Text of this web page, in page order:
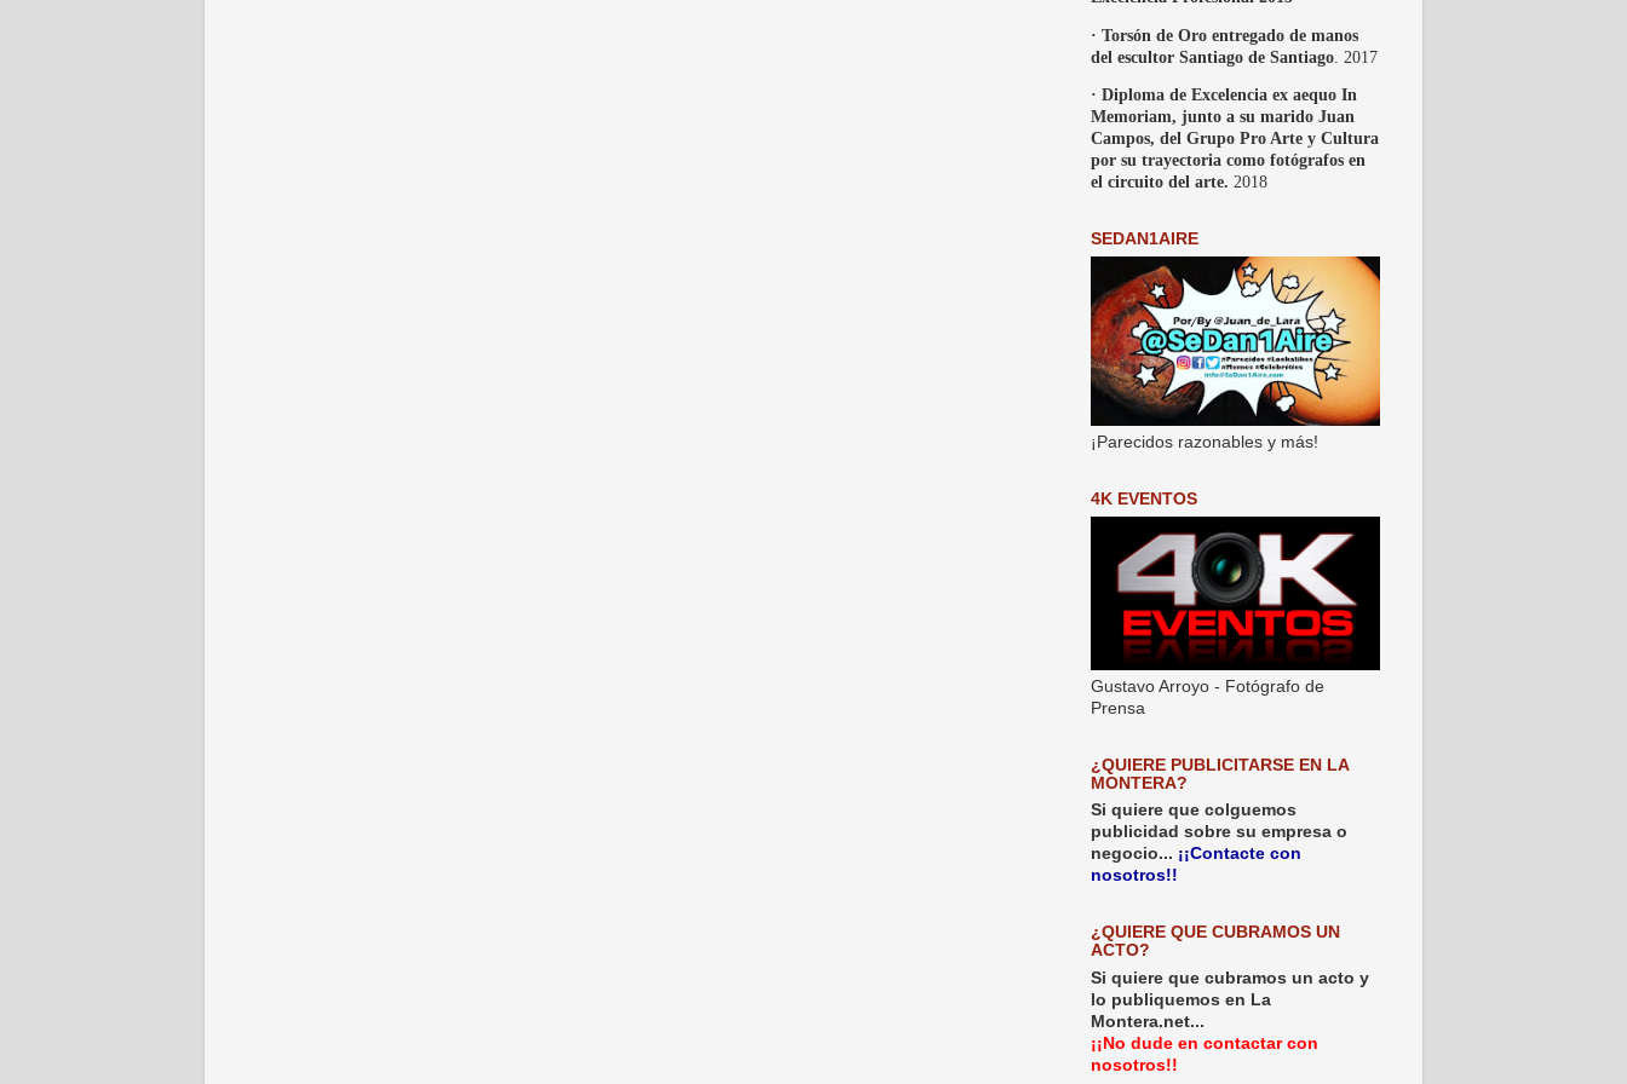
· Torsón de Oro entregado de manos
del escultor Santiago de Santiago . 2017
· Diploma de Excelencia ex aequo In
Memoriam, junto a su marido Juan
Campos, del Grupo Pro Arte y Cultura
por su trayectoria como fotógrafos en
el circuito del arte. 2018
SEDAN1AIRE
¡Parecidos razonables y más!
4K EVENTOS
Gustavo Arroyo - Fotógrafo de
Prensa
¿QUIERE PUBLICITARSE EN LA
MONTERA?
Si quiere que colguemos
publicidad sobre su empresa o
negocio... ¡¡Contacte con
nosotros!!
¿QUIERE QUE CUBRAMOS UN
ACTO?
Si quiere que cubramos un acto y
lo publiquemos en La
Montera.net...
¡¡No dude en contactar con
nosotros!!